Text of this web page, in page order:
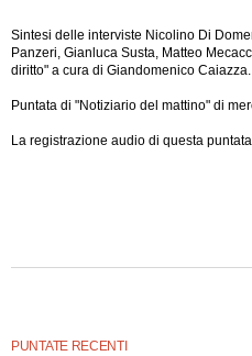
Sintesi delle interviste Nicolino Di
Panzeri, Gianluca Susta, Matteo
diritto" a cura di Giandomenico Caiazza.
Puntata di "Notiziario del mattino" di
La registrazione audio di questa
PUNTATE RECENTI